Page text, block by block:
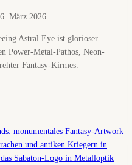
März 2026
Astral Eye ist glorioser
Power-Metal-Pathos, Neon-
Fantasy-Kirmes.